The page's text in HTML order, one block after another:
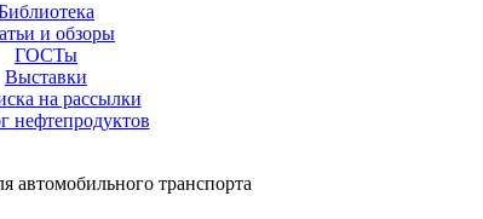
и обзоры
ГОСТы
Выставки
на рассылки
нефтепродуктов
транспорта